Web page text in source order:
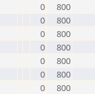
0
800
0
800
0
800
0
800
0
800
0
800
0
800